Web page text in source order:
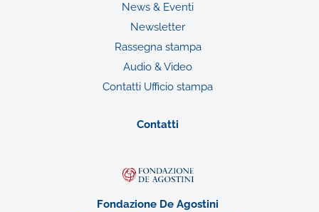
News & Eventi
Newsletter
Rassegna stampa
Audio & Video
Contatti Ufficio stampa
Contatti
Fondazione De Agostini